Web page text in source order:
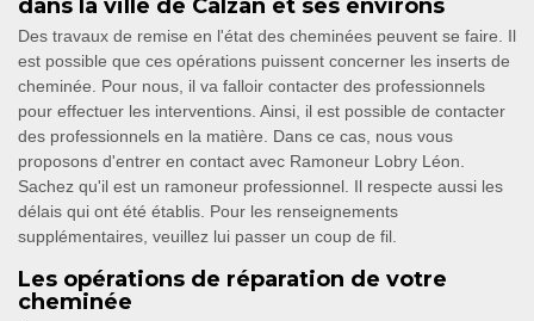
dans la ville de Calzan et ses environs
Des travaux de remise en l'état des cheminées peuvent se faire. Il
est possible que ces opérations puissent concerner les inserts de
cheminée. Pour nous, il va falloir contacter des professionnels
pour effectuer les interventions. Ainsi, il est possible de contacter
des professionnels en la matière. Dans ce cas, nous vous
proposons d'entrer en contact avec Ramoneur Lobry Léon.
Sachez qu'il est un ramoneur professionnel. Il respecte aussi les
délais qui ont été établis. Pour les renseignements
supplémentaires, veuillez lui passer un coup de fil.
Les opérations de réparation de votre
cheminée